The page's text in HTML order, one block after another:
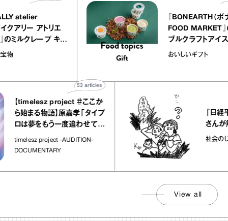
『EQUALLY atelier
NOLE（イクアリー アトリエ
ノーレ）』のミルクレープ キャ
ラメルバニーユほか｜chico
お菓子な宝物
『
FOOD
ブルクラ
｜真野知
おいしいギ
project ＃ここか
る物語】原嘉孝「タイプ
をもう一度追わせてく
project -AUDITION-
「日経平均7万
さんが解説
社会のじかん
View all